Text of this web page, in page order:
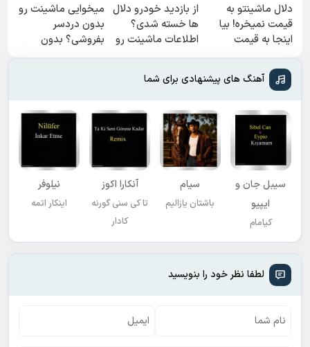
دلال ماشینتو به
قیمت نمیخره! بیا
اینجا به قیمت
بفروش*فقط خریدار
واقعی*
از بازدید خودرو دلال
ها خسته شدی؟
اطلاعات ماشینت رو
اینجا ثبت کن
میخوایی ماشینت رو
بدون دردسر
بفروشی؟ بدون
کمیسیون
آهنگ های پیشنهادی برای شما
سیبل جان و
ایپیو
کیامام
سیام
باشتان یازالیم
آنکارا اکوز
تا کی سنی گورنه
کادار
نیلوفر
اینکار اتمه
لطفا نظر خود را بنویسید